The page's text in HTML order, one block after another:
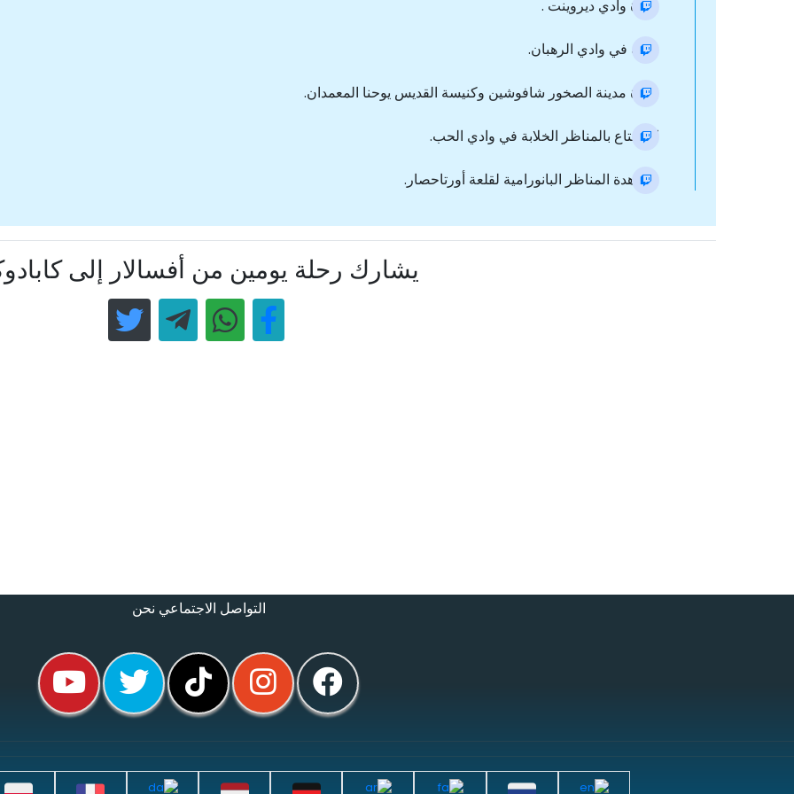
زيارة وادي ديروينت .
جولة في وادي الرهبان.
زيارة مدينة الصخور شافوشين وكنيسة القديس يوحنا المعمدان.
استمتاع بالمناظر الخلابة في وادي الحب.
مشاهدة المناظر البانورامية لقلعة أورتاحصار.
يشارك رحلة يومين من أفسالار إلى
التواصل الاجتماعي نحن